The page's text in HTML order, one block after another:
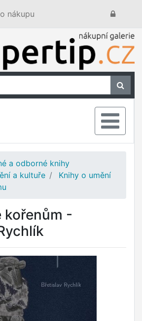
nákupu
a odborné knihy
a kultuře
Knihy o umění
kořenům -